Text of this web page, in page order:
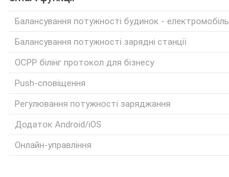
Балансування потужності будинок - електромобіль
Балансування потужності зарядні станції
OCPP білінг протокол для бізнесу
Push-сповіщення
Регулювання потужності заряджання
Додаток Android/iOS
Онлайн-управління